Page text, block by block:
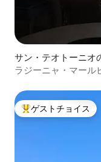
サン・テオトーニオ
ラジーニャ・マール
大好評のゲストチョ
ゲストチョイス